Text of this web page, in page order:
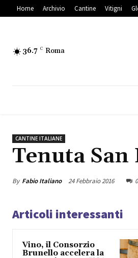
Home Archivio Cantine Vitigni
36.7 C Roma
CANTINE ITALIANE
Tenuta San
By Fabio Italiano 24 Febbraio 2016 0
Articoli interessanti
Vino, il Consorzio
Brunello accelera la